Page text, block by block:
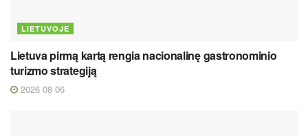
LIETUVOJE
Lietuva pirmą kartą rengia nacionalinę gastronominio
turizmo strategiją
2026 08 06